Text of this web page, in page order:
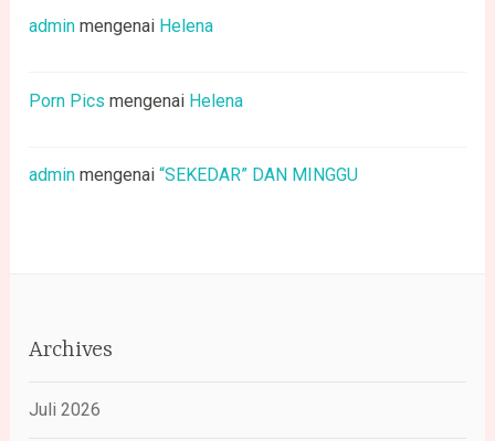
admin mengenai Helena
Porn Pics mengenai Helena
admin mengenai“SEKEDAR” DAN MINGGU
Archives
Juli 2026